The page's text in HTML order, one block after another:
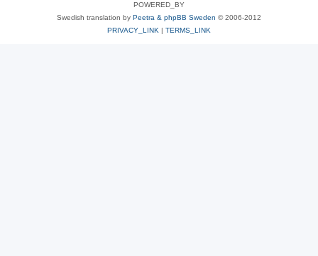
POWERED_BY
Swedish translation by Peetra & phpBB Sweden © 2006-2012
PRIVACY_LINK | TERMS_LINK